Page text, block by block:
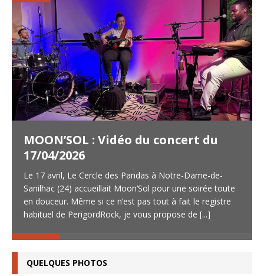
MOON’SOL : Vidéo du concert du
17/04/2026
Le 17 avril, Le Cercle des Pandas à Notre-Dame-de-
Sanilhac (24) accueillait Moon’Sol pour une soirée toute
en douceur. Même si ce n’est pas tout à fait le registre
habituel de PerigordRock, je vous propose de [...]
QUELQUES PHOTOS